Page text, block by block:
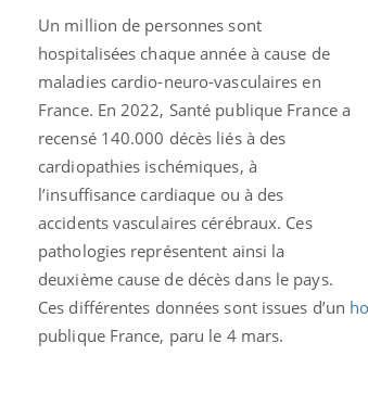
Un million de personnes sont
hospitalisées chaque année à cause de
maladies cardio-neuro-vasculaires en
France. En 2022, Santé publique France a
recensé 140.000 décès liés à des
cardiopathies ischémiques, à
l’insuffisance cardiaque ou à des
accidents vasculaires cérébraux. Ces
pathologies représentent ainsi la
deuxième cause de décès dans le pays.
Ces différentes données sont issues d’un
publique France, paru le 4 mars.
Pourquoi votre ventre
jours de vos vacances ?
Fortes chaleurs :
pourquoi le risque de
noyade grimpe-t-il ?
Le Viagra pourrait-il
cancer ?